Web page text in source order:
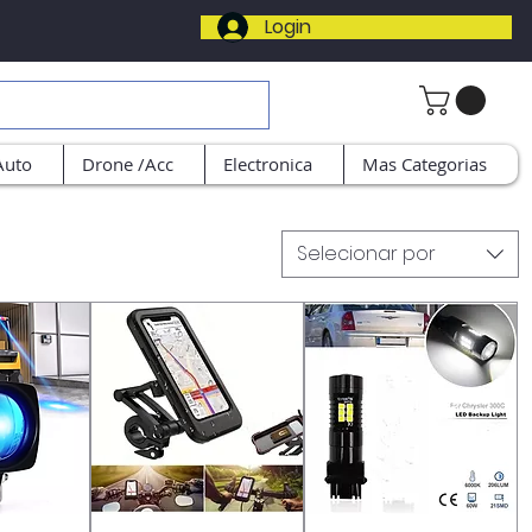
Login
Drone /Acc Electronica Mas Categorias
Selecionar por